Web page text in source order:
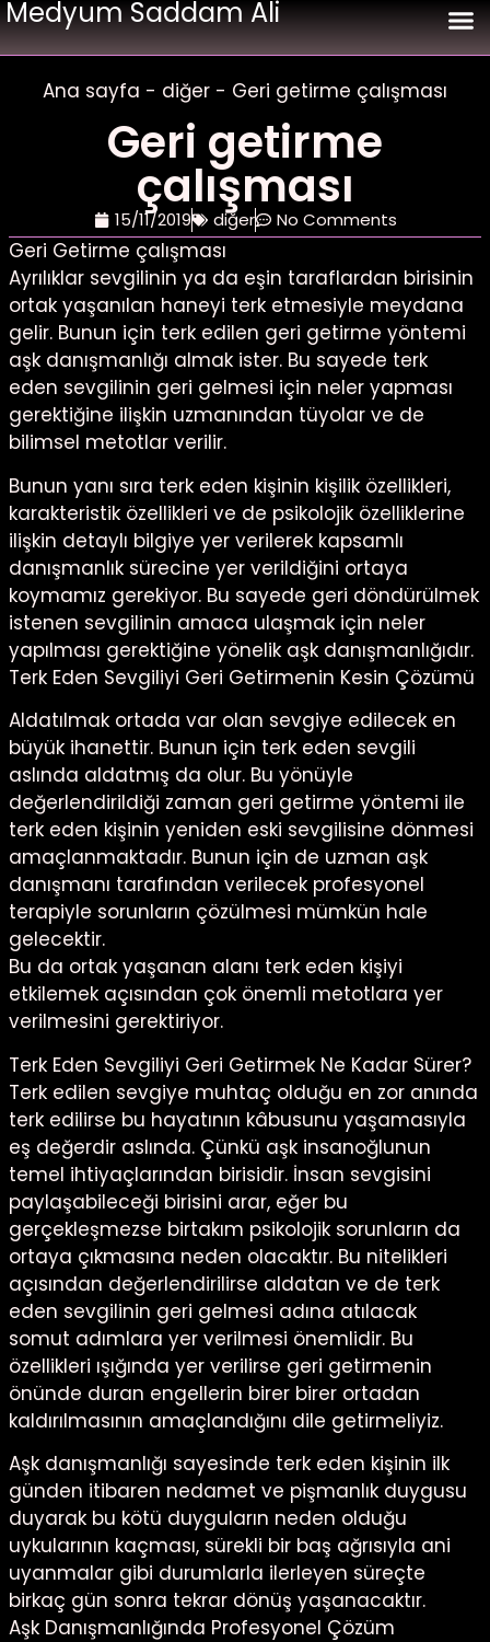
Medyum Saddam Ali
Ana sayfa - diğer - Geri getirme çalışması
Geri getirme
çalışması
15/11/2019 diğer No Comments
Geri Getirme çalışması
Ayrılıklar sevgilinin ya da eşin taraflardan birisinin
ortak yaşanılan haneyi terk etmesiyle meydana
gelir. Bunun için terk edilen geri getirme yöntemi
aşk danışmanlığı almak ister. Bu sayede terk
eden sevgilinin geri gelmesi için neler yapması
gerektiğine ilişkin uzmanından tüyolar ve de
bilimsel metotlar verilir.
Bunun yanı sıra terk eden kişinin kişilik özellikleri,
karakteristik özellikleri ve de psikolojik özelliklerine
ilişkin detaylı bilgiye yer verilerek kapsamlı
danışmanlık sürecine yer verildiğini ortaya
koymamız gerekiyor. Bu sayede geri döndürülmek
istenen sevgilinin amaca ulaşmak için neler
yapılması gerektiğine yönelik aşk danışmanlığıdır.
Terk Eden Sevgiliyi Geri Getirmenin Kesin Çözümü
Aldatılmak ortada var olan sevgiye edilecek en
büyük ihanettir. Bunun için terk eden sevgili
aslında aldatmış da olur. Bu yönüyle
değerlendirildiği zaman geri getirme yöntemi ile
terk eden kişinin yeniden eski sevgilisine dönmesi
amaçlanmaktadır. Bunun için de uzman aşk
danışmanı tarafından verilecek profesyonel
terapiyle sorunların çözülmesi mümkün hale
gelecektir.
Bu da ortak yaşanan alanı terk eden kişiyi
etkilemek açısından çok önemli metotlara yer
verilmesini gerektiriyor.
Terk Eden Sevgiliyi Geri Getirmek Ne Kadar Sürer?
Terk edilen sevgiye muhtaç olduğu en zor anında
terk edilirse bu hayatının kâbusunu yaşamasıyla
eş değerdir aslında. Çünkü aşk insanoğlunun
temel ihtiyaçlarından birisidir. İnsan sevgisini
paylaşabileceği birisini arar, eğer bu
gerçekleşmezse birtakım psikolojik sorunların da
ortaya çıkmasına neden olacaktır. Bu nitelikleri
açısından değerlendirilirse aldatan ve de terk
eden sevgilinin geri gelmesi adına atılacak
somut adımlara yer verilmesi önemlidir. Bu
özellikleri ışığında yer verilirse geri getirmenin
önünde duran engellerin birer birer ortadan
kaldırılmasının amaçlandığını dile getirmeliyiz.
Aşk danışmanlığı sayesinde terk eden kişinin ilk
günden itibaren nedamet ve pişmanlık duygusu
duyarak bu kötü duyguların neden olduğu
uykularının kaçması, sürekli bir baş ağrısıyla ani
uyanmalar gibi durumlarla ilerleyen süreçte
birkaç gün sonra tekrar dönüş yaşanacaktır.
Aşk Danışmanlığında Profesyonel Çözüm